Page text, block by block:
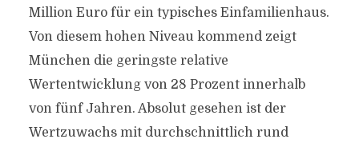
Million Euro für ein typisches Einfamilienhaus.
Von diesem hohen Niveau kommend zeigt
München die geringste relative
Wertentwicklung von 28 Prozent innerhalb
von fünf Jahren. Absolut gesehen ist der
Wertzuwachs mit durchschnittlich rund